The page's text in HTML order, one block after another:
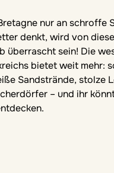
nur an schroffe
denkt, wird von
überrascht sein! Die
bietet weit mehr:
Sandstrände, stolze
– und ihr